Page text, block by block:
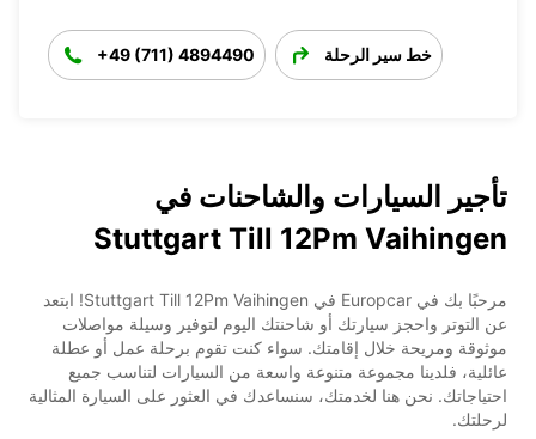
+49 (711) 4894490 خط سير الرحلة
تأجير السيارات والشاحنات في
Stuttgart Till 12Pm Vaihingen
مرحبًا بك في Europcar في Stuttgart Till 12Pm Vaihingen! ابتعد
عن التوتر واحجز سيارتك أو شاحنتك اليوم لتوفير وسيلة مواصلات
موثوقة ومريحة خلال إقامتك. سواء كنت تقوم برحلة عمل أو عطلة
عائلية، فلدينا مجموعة متنوعة واسعة من السيارات لتناسب جميع
احتياجاتك. نحن هنا لخدمتك، سنساعدك في العثور على السيارة المثالية
لرحلتك.